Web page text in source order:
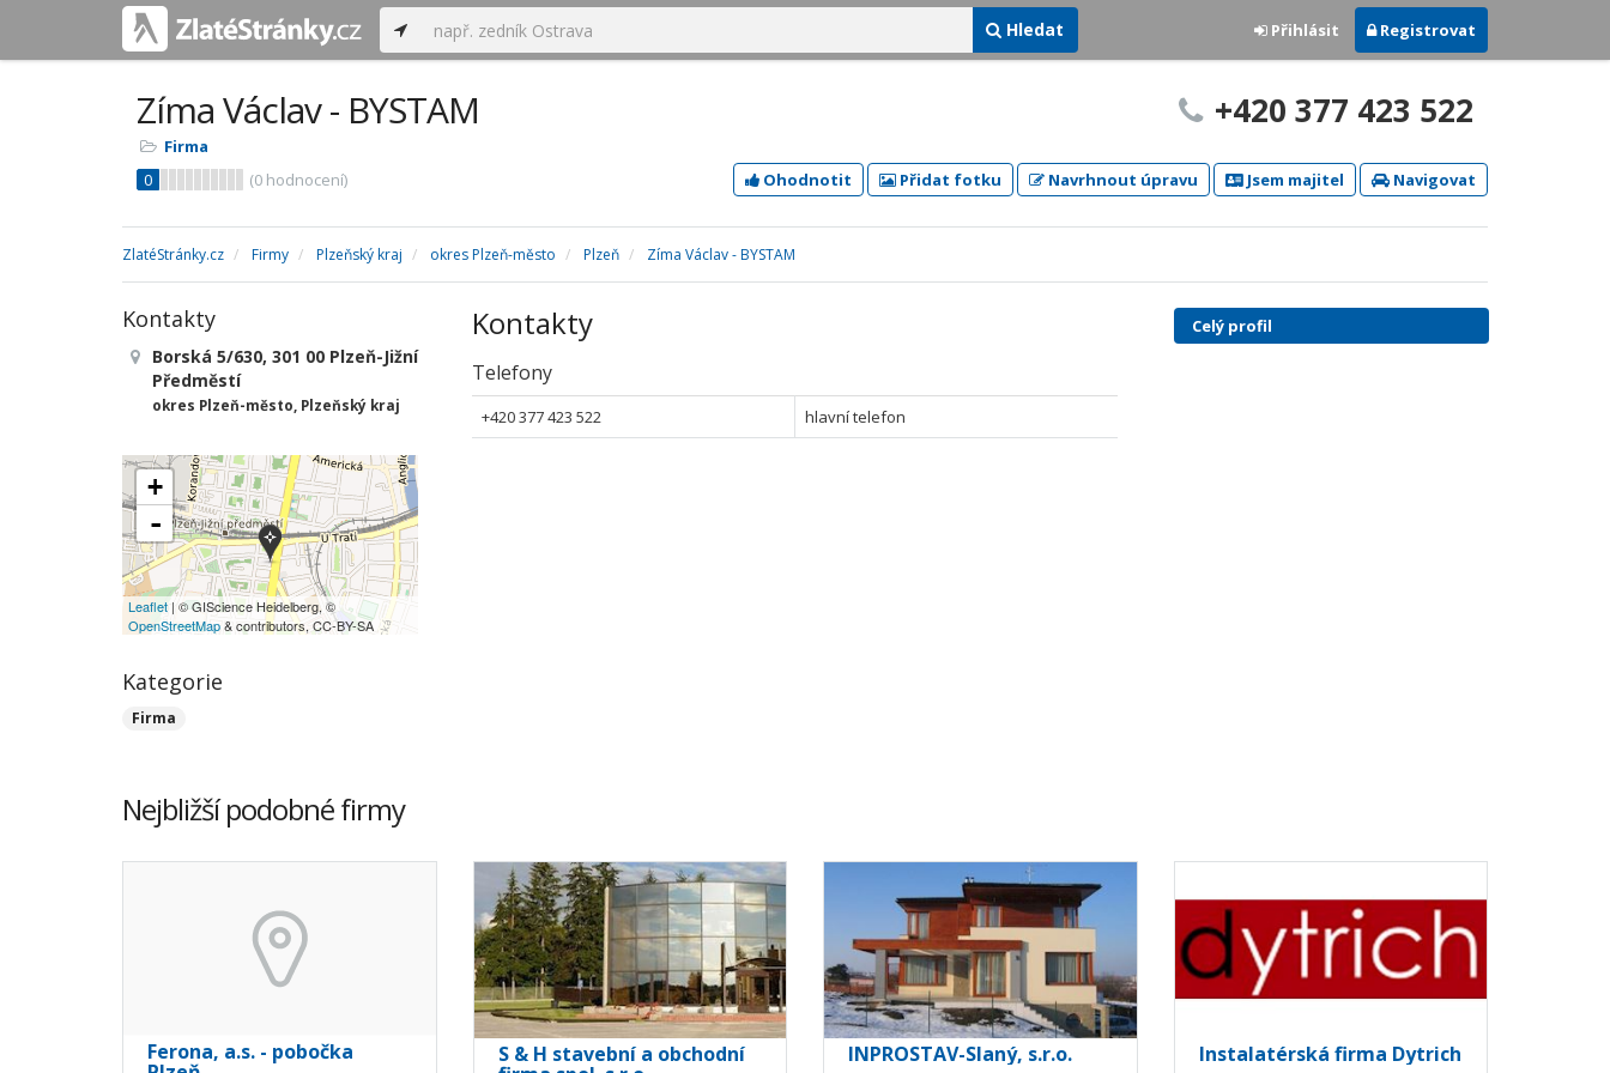
Hledat Přihlásit Registrovat
Zíma Václav - BYSTAM
Firma
0
(0 hodnocení)
+420 377 423 522
Ohodnotit Přidat fotku Navrhnout úpravu Jsem majitel Navigovat
ZlatéStránky.cz Firmy Plzeňský kraj okres Plzeň-město Plzeň Zíma Václav - BYSTAM
Kontakty
Telefony
+420 377 423 522 hlavní telefon
Kontakty
Borská 5/630, 301 00 Plzeň-Jižní
Předměstí
okres Plzeň-město, Plzeňský kraj
+
-
Leaflet | © GIScience Heidelberg, ©
OpenStreetMap& contributors, CC-BY-SA
Kategorie
Firma
Celý profil
Nejbližší podobné firmy
Ferona, a.s. - pobočka S & H stavební a obchodní INPROSTAV-Slaný, s.r.o. Instalatérská firma Dytrich